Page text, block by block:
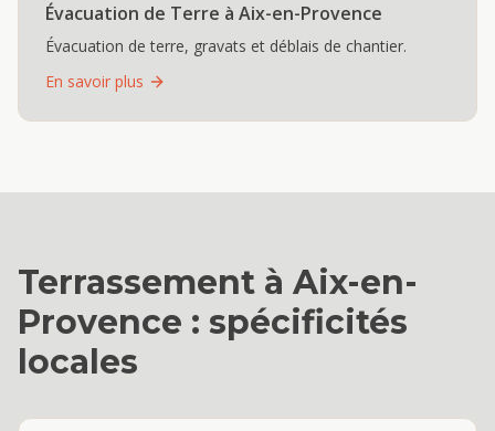
Évacuation de Terre à Aix-en-Provence
Évacuation de terre, gravats et déblais de chantier.
En savoir plus
Terrassement à Aix-en-
Provence : spécificités
locales